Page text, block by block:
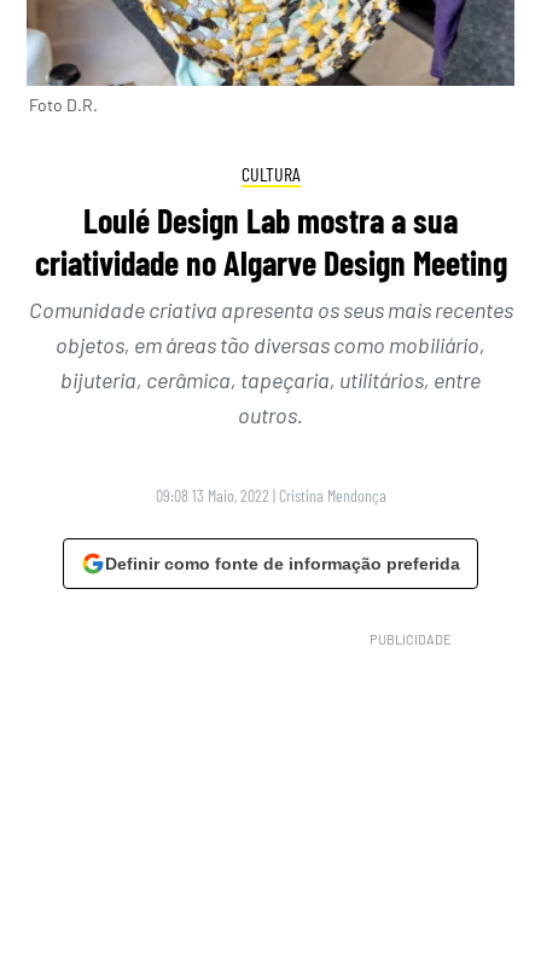
Foto D.R.
CULTURA
Loulé Design Lab mostra a sua
criatividade no Algarve Design Meeting
Comunidade criativa apresenta os seus mais recentes
objetos, em áreas tão diversas como mobiliário,
bijuteria, cerâmica, tapeçaria, utilitários, entre
outros.
09:08 13 Maio, 2022 | Cristina Mendonça
Definir como fonte de informação preferida